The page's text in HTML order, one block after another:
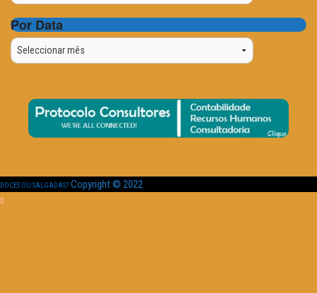
Por Data
Por
Data
DOCES OU SALGADAS? Copyright © 2022